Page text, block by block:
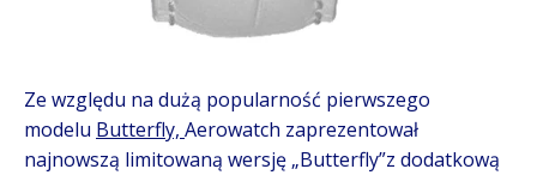
Ze względu na dużą popularność pierwszego
modelu Butterfly, Aerowatch zaprezentował
najnowszą limitowaną wersję „Butterfly”z dodatkową